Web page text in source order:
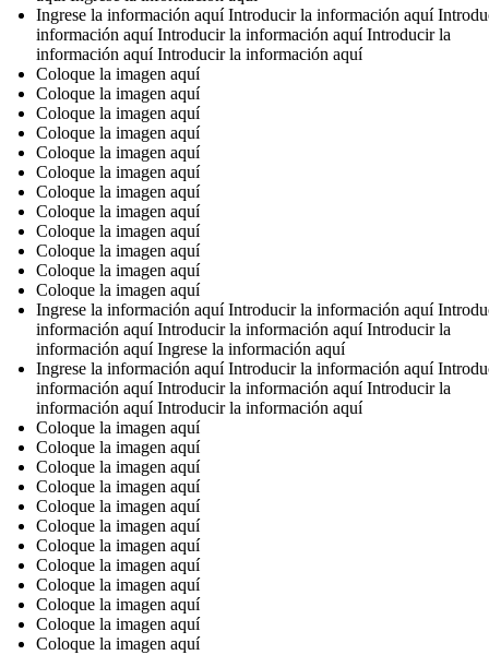
Ingrese la información aquí Introducir la información aquí
información aquí Introducir la información aquí Introducir la
información aquí Introducir la información aquí
Coloque la imagen aquí
Coloque la imagen aquí
Coloque la imagen aquí
Coloque la imagen aquí
Coloque la imagen aquí
Coloque la imagen aquí
Coloque la imagen aquí
Coloque la imagen aquí
Coloque la imagen aquí
Coloque la imagen aquí
Coloque la imagen aquí
Coloque la imagen aquí
Ingrese la información aquí Introducir la información aquí
información aquí Introducir la información aquí Introducir la
información aquí Ingrese la información aquí
Ingrese la información aquí Introducir la información aquí
información aquí Introducir la información aquí Introducir la
información aquí Introducir la información aquí
Coloque la imagen aquí
Coloque la imagen aquí
Coloque la imagen aquí
Coloque la imagen aquí
Coloque la imagen aquí
Coloque la imagen aquí
Coloque la imagen aquí
Coloque la imagen aquí
Coloque la imagen aquí
Coloque la imagen aquí
Coloque la imagen aquí
Coloque la imagen aquí